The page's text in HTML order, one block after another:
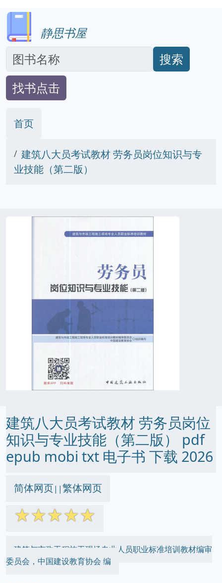
静思书屋
搜索
找书点击
首页
建筑八大员考试教材 劳务员岗位知识与专
业技能（第二版）
建筑八大员考试教材 劳务员岗位
知识与专业技能（第二版） pdf
epub mobi txt 电子书 下载 2026
简体网页||繁体网页
☆☆☆☆☆
建筑与市政工程施工现场专业人员职业标准培训教材编审
委员会，中国建设教育协会 编